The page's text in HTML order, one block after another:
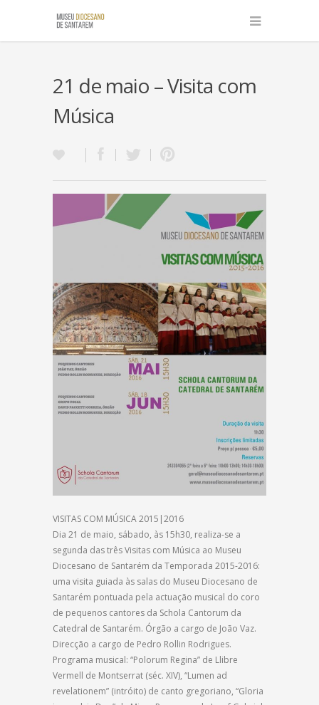
21 de maio – Visita com
Música
VISITAS COM MÚSICA 2015|2016
Dia 21 de maio, sábado, às 15h30, realiza-se a
segunda das três Visitas com Música ao Museu
Diocesano de Santarém da Temporada 2015-2016:
uma visita guiada às salas do Museu Diocesano de
Santarém pontuada pela actuação musical do coro
de pequenos cantores da Schola Cantorum da
Catedral de Santarém. Órgão a cargo de João Vaz.
Direcção a cargo de Pedro Rollin Rodrigues.
Programa musical: “Polorum Regina” de Llibre
Vermell de Montserrat (séc. XIV), “Lumen ad
revelationem” (intróito) de canto gregoriano, “Gloria